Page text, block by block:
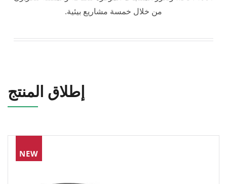
من خلال خمسة مشاريع بيئية.
إطلاق المنتج
NEW